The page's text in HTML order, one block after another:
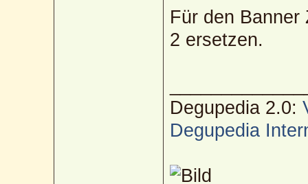
Für den
2 ersetzen.
Degupedia 2.0:
Degupedia